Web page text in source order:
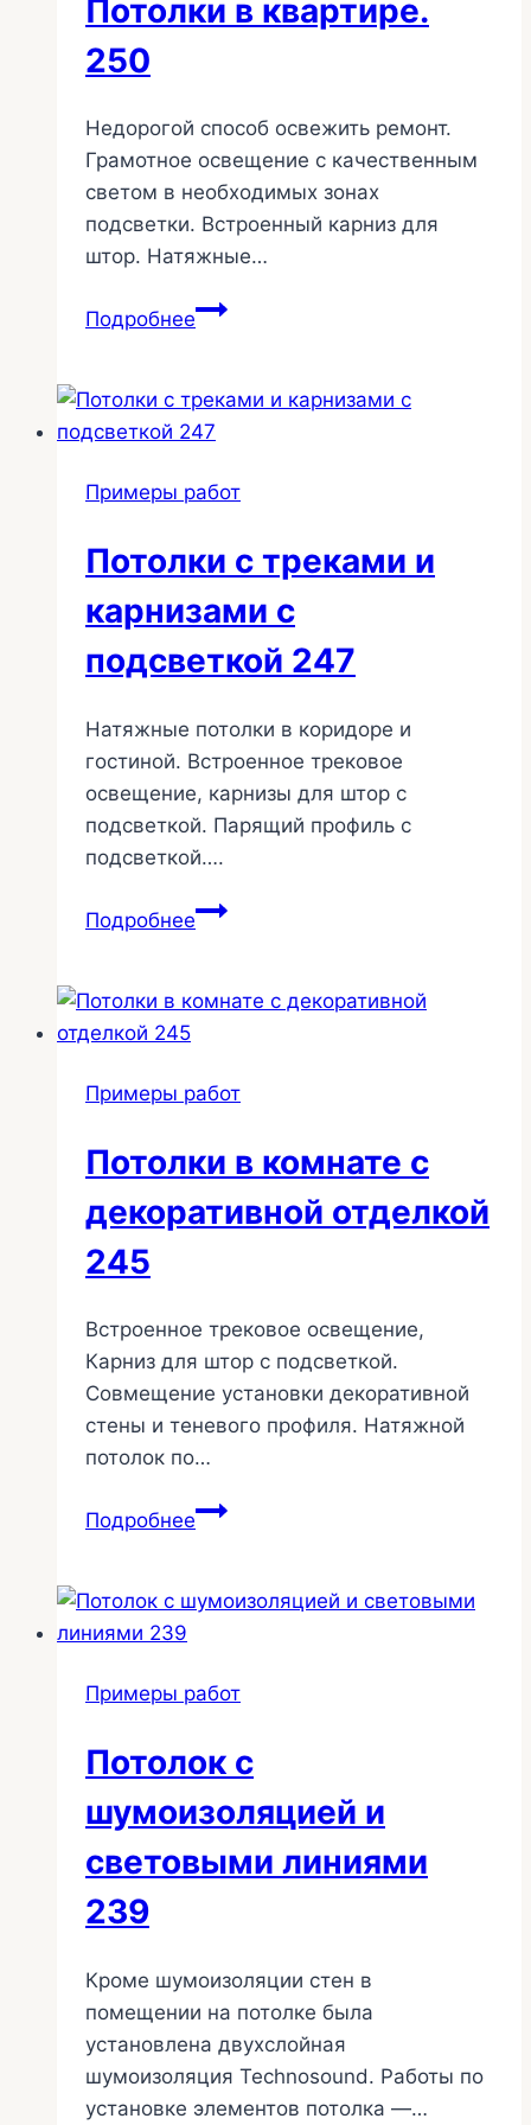
Красное
276
Потолки в квартире.
250
Недорогой способ освежить ремонт.
Грамотное освещение с качественным
светом в необходимых зонах
подсветки. Встроенный карниз для
штор. Натяжные…
ПодробнееПотолки
250
Примеры работ
Потолки с треками и
карнизами с
подсветкой 247
Натяжные потолки в коридоре и
гостиной. Встроенное трековое
освещение, карнизы для штор с
подсветкой. Парящий профиль с
подсветкой….
ПодробнееПотолки
и
подсветкой
Примеры работ
Потолки в комнате с
декоративной отделкой
245
Встроенное трековое освещение,
Карниз для штор с подсветкой.
Совмещение установки декоративной
стены и теневого профиля. Натяжной
потолок по…
ПодробнееПотолки
с
245
Примеры работ
Потолок с
шумоизоляцией и
световыми линиями
239
Кроме шумоизоляции стен в
помещении на потолке была
установлена двухслойная
шумоизоляция Technosound. Работы по
установке элементов потолка —…